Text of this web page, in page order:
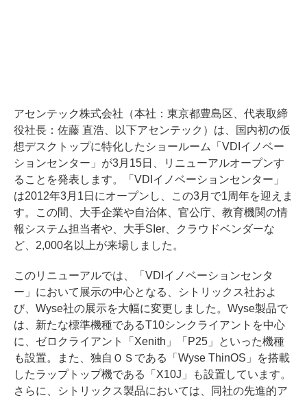
アセンテック株式会社（本社：東京都豊島区、代表取締
役社長：佐藤 直浩、以下アセンテック）は、国内初の仮
想デスクトップに特化したショールーム「VDIイノベー
ションセンター」が3月15日、リニューアルオープンす
ることを発表します。「VDIイノベーションセンター」
は2012年3月1日にオープンし、この3月で1周年を迎えま
す。この間、大手企業や自治体、官公庁、教育機関の情
報システム担当者や、大手SIer、クラウドベンダーな
ど、2,000名以上が来場しました。
このリニューアルでは、「VDIイノベーションセンタ
ー」において展示の中心となる、シトリックス社およ
び、Wyse社の展示を大幅に変更しました。Wyse製品で
は、新たな標準機種であるT10シンクライアントを中心
に、ゼロクライアント「Xenith」「P25」といった機種
も設置。また、独自ＯＳである「Wyse ThinOS」を搭載
したラップトップ機である「X10J」も設置しています。
さらに、シトリックス製品においては、同社の先進的ア